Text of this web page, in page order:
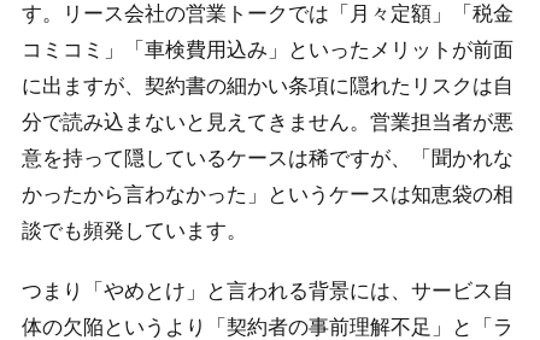
す。リース会社の営業トークでは「月々定額」「税金
コミコミ」「車検費用込み」といったメリットが前面
に出ますが、契約書の細かい条項に隠れたリスクは自
分で読み込まないと見えてきません。営業担当者が悪
意を持って隠しているケースは稀ですが、「聞かれな
かったから言わなかった」というケースは知恵袋の相
談でも頻発しています。
つまり「やめとけ」と言われる背景には、サービス自
体の欠陥というより「契約者の事前理解不足」と「ラ